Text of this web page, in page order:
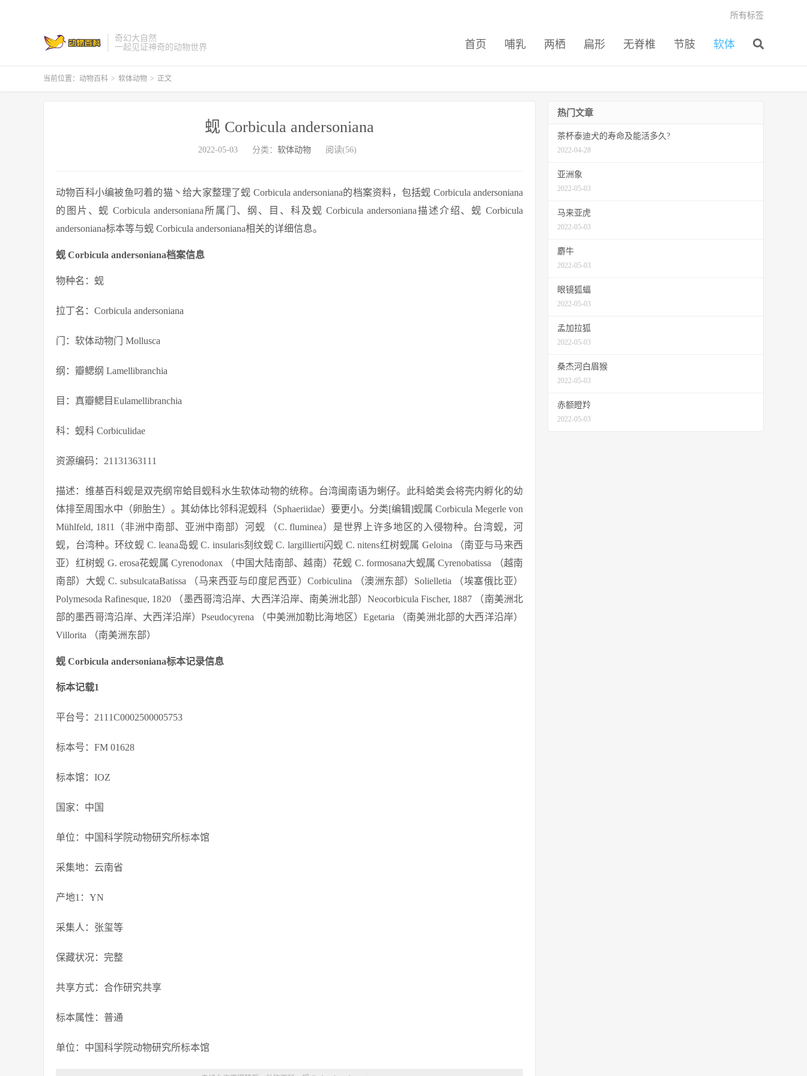
奇幻大自然
一起见证神奇的动物世界
首页 哺乳 两栖 扁形 无脊椎 节肢 软体
所有标签
当前位置： 动物百科 > 软体动物 > 正文
蚬 Corbicula andersoniana
2022-05-03 分类： 软体动物 阅读(56)
动物百科小编被鱼叼着的猫丶给大家整理了蚬 Corbicula andersoniana的档案资料，包括蚬 Corbicula andersoniana
的图片、蚬 Corbicula andersoniana所属门、纲、目、科及蚬 Corbicula andersoniana描述介绍、蚬 Corbicula
andersoniana标本等与蚬 Corbicula andersoniana相关的详细信息。
蚬 Corbicula andersoniana档案信息
物种名：蚬
拉丁名：Corbicula andersoniana
门：软体动物门 Mollusca
纲：瓣鳃纲 Lamellibranchia
目：真瓣鳃目Eulamellibranchia
科：蚬科 Corbiculidae
资源编码：21131363111
描述：维基百科蚬是双壳纲帘蛤目蚬科水生软体动物的统称。台湾闽南语为蜊仔。此科蛤类会将壳内孵化的幼
体排至周围水中（卵胎生）。其幼体比邻科泥蚬科（Sphaeriidae）要更小。分类[编辑]蚬属 Corbicula Megerle von
Mühlfeld, 1811（非洲中南部、亚洲中南部）河蚬 （C. fluminea）是世界上许多地区的入侵物种。台湾蚬，河
蚬，台湾种。环纹蚬 C. leana岛蚬 C. insularis刻纹蚬 C. largillierti闪蚬 C. nitens红树蚬属 Geloina （南亚与马来西
亚）红树蚬 G. erosa花蚬属 Cyrenodonax （中国大陆南部、越南）花蚬 C. formosana大蚬属 Cyrenobatissa （越南
南部）大蚬 C. subsulcataBatissa （马来西亚与印度尼西亚）Corbiculina （澳洲东部）Solielletia （埃塞俄比亚）
Polymesoda Rafinesque, 1820 （墨西哥湾沿岸、大西洋沿岸、南美洲北部）Neocorbicula Fischer, 1887 （南美洲北
部的墨西哥湾沿岸、大西洋沿岸）Pseudocyrena （中美洲加勒比海地区）Egetaria （南美洲北部的大西洋沿岸）
Villorita （南美洲东部）
蚬 Corbicula andersoniana标本记录信息
标本记载1
平台号：2111C0002500005753
标本号：FM 01628
标本馆：IOZ
国家：中国
单位：中国科学院动物研究所标本馆
采集地：云南省
产地1：YN
采集人：张玺等
保藏状况：完整
共享方式：合作研究共享
标本属性：普通
单位：中国科学院动物研究所标本馆
热门文章
茶杯泰迪犬的寿命及能活多久?
2022-04-28
亚洲象
2022-05-03
马来亚虎
2022-05-03
麝牛
2022-05-03
眼镜狐蝠
2022-05-03
孟加拉狐
2022-05-03
桑杰河白眉猴
2022-05-03
赤额瞪羚
2022-05-03